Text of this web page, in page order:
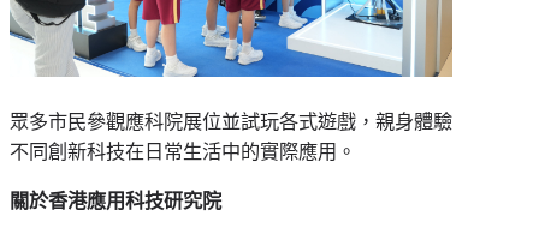
眾多市民參觀應科院展位並試玩各式遊戲，親身體驗
不同創新科技在日常生活中的實際應用。
關於香港應用科技研究院